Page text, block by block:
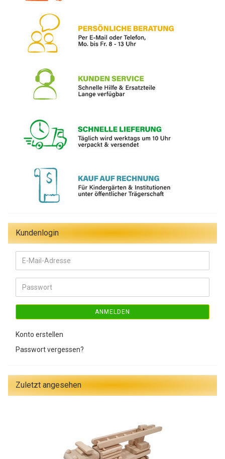
Kundenlogin
E-
Mail-
Adresse
Passwort
ANMELDEN
Konto erstellen
Passwort vergessen?
Zuletzt angesehen